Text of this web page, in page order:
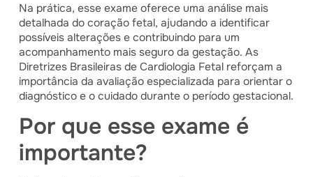
Na prática, esse exame oferece uma análise mais
detalhada do coração fetal, ajudando a identificar
possíveis alterações e contribuindo para um
acompanhamento mais seguro da gestação. As
Diretrizes Brasileiras de Cardiologia Fetal reforçam a
importância da avaliação especializada para orientar o
diagnóstico e o cuidado durante o período gestacional.
Por que esse exame é
importante?